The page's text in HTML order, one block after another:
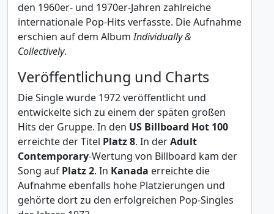
den 1960er- und 1970er-Jahren zahlreiche
internationale Pop-Hits verfasste. Die Aufnahme
erschien auf dem AlbumIndividually &
Collectively.
Veröffentlichung und Charts
Die Single wurde 1972 veröffentlicht und
entwickelte sich zu einem der späten großen
Hits der Gruppe. In den US Billboard Hot 100
erreichte der Titel Platz 8. In derAdult
Contemporary-Wertung von Billboard kam der
Song auf Platz 2. In Kanada erreichte die
Aufnahme ebenfalls hohe Platzierungen und
gehörte dort zu den erfolgreichen Pop-Singles